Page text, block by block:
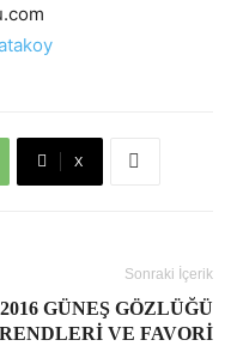
X
Sonraki İçerik
2016 GÜNEŞ GÖZLÜĞÜ
VE FAVORI